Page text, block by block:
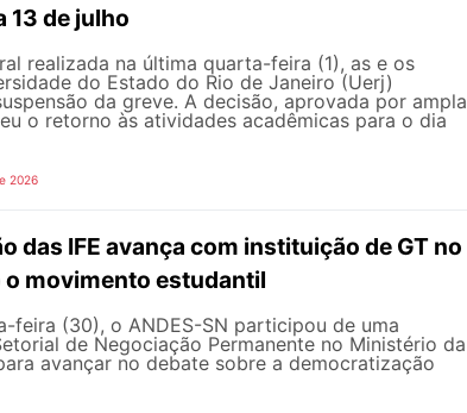
13 de julho
realizada na última quarta-feira (1), as e os
do Estado do Rio de Janeiro (Uerj)
da greve. A decisão, aprovada por ampla
o retorno às atividades acadêmicas para o dia
2026
das IFE avança com instituição de GT no
o movimento estudantil
feira (30), o ANDES-SN participou de uma
de Negociação Permanente no Ministério da
avançar no debate sobre a democratização